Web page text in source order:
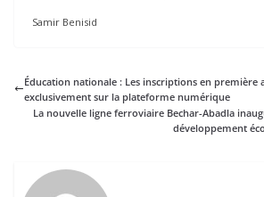
Samir Benisid
Éducation nationale : Les inscriptions en première
exclusivement sur la plateforme numérique
La nouvelle ligne ferroviaire Bechar-Abadla
développement